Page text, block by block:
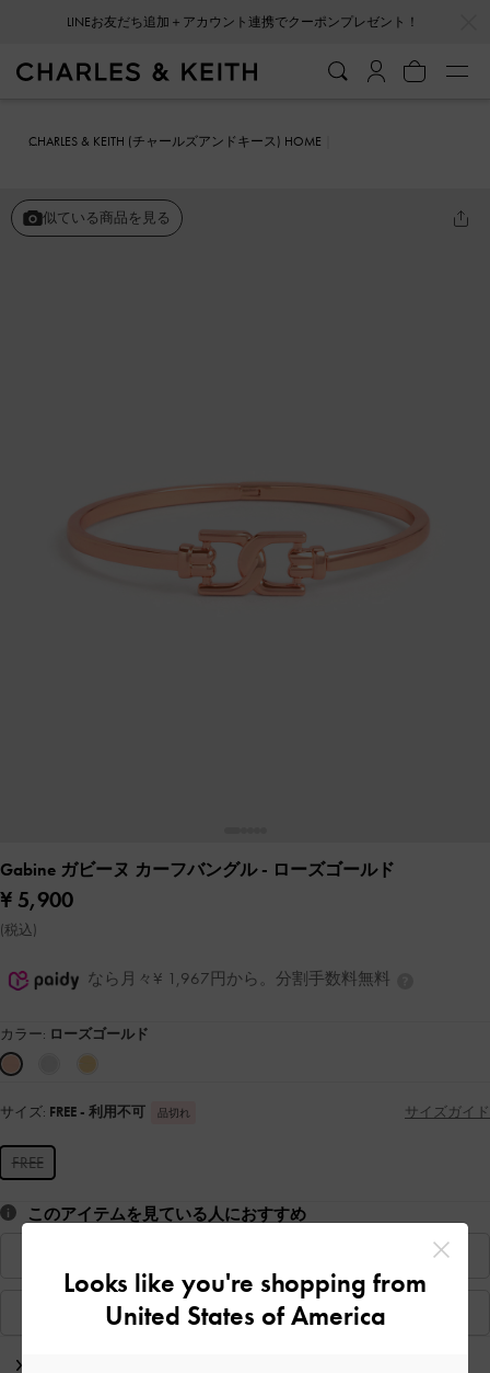
LINEお友だち追加＋アカウント連携でクーポンプレゼント！
CHARLES & KEITH (チャールズアンドキース) HOME
似ている商品を見る
Gabine ガビーヌ カーフバングル- ローズゴールド
¥ 5,900
(税込)
なら月々¥ 1,967円から。分割手数料無料
カラー: ローズゴールド
サイズ: FREE - 利用不可 品切れ サイズガイド
FREE
このアイテムを見ている人におすすめ
類似アイテムを見る
Looks like you're shopping from
United States of America